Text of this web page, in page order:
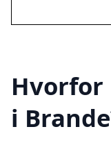
Hvorfor
i